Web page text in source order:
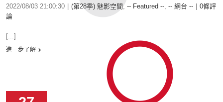
2022/08/03 21:00:30 (第28季) 魅影空間, -- Featured --, -- 網台 --
0條評
論
[...]
進一步了解